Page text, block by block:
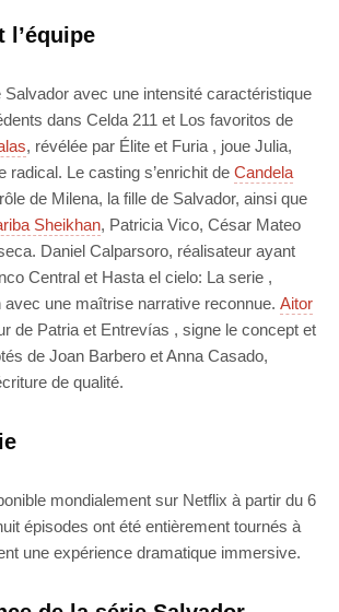
l’équipe
Salvador avec une intensité caractéristique
dans Celda 211 et Los favoritos de
, révélée par Élite et Furia , joue Julia,
radical. Le casting s’enrichit de Candela
de Milena, la fille de Salvador, ainsi que
Sheikhan, Patricia Vico, César Mateo
Daniel Calparsoro, réalisateur ayant
Central et Hasta el cielo: La serie ,
une maîtrise narrative reconnue. Aitor
de Patria et Entrevías , signe le concept et
de Joan Barbero et Anna Casado,
de qualité.
mondialement sur Netflix à partir du 6
épisodes ont été entièrement tournés à
une expérience dramatique immersive.